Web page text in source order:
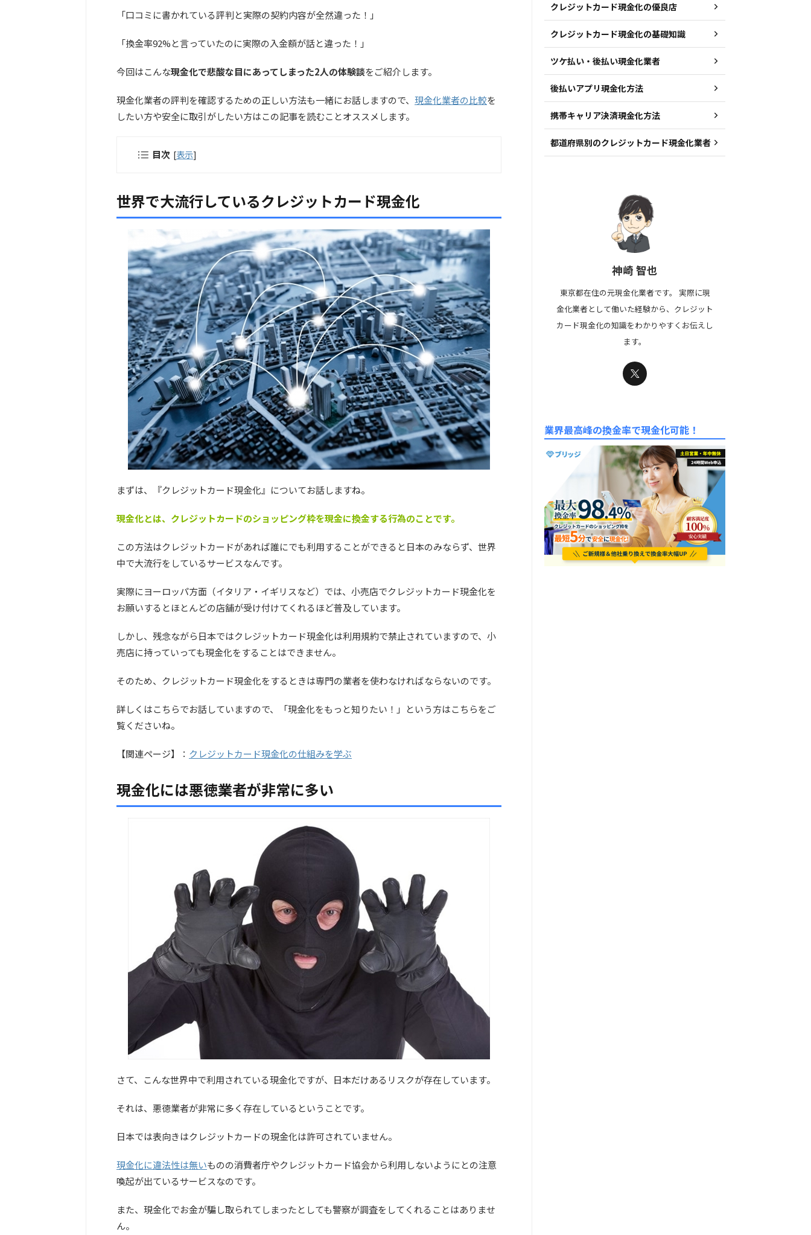
「口コミに書かれている評判と実際の契約内容が全然違った！」
「換金率92%と言っていたのに実際の入金額が話と違った！」
今回はこんな現金化で悲酸な目にあってしまった2人の体験談をご紹介します。
現金化業者の評判を確認するための正しい方法も一緒にお話しますので、 現金化業者の比較を
したい方や安全に取引がしたい方はこの記事を読むことオススメします。
目次 [表示]
世界で大流行しているクレジットカード現金化
まずは、 『クレジットカード現金化』 についてお話しますね。
現金化とは、クレジットカードのショッピング枠を現金に換金する行為のことです。
この方法はクレジットカードがあれば誰にでも利用することができると日本のみならず、世界
中で大流行をしているサービスなんです。
実際にヨーロッパ方面（イタリア・イギリスなど）では、小売店でクレジットカード現金化を
お願いするとほとんどの店舗が受け付けてくれるほど普及しています。
しかし、残念ながら日本ではクレジットカード現金化は利用規約で禁止されていますので、小
売店に持っていっても現金化をすることはできません。
そのため、クレジットカード現金化をするときは専門の業者を使わなければならないのです。
詳しくはこちらでお話していますので、「現金化をもっと知りたい！」という方はこちらをご
覧くださいね。
【関連ページ】： クレジットカード現金化の仕組みを学ぶ
現金化には悪徳業者が非常に多い
さて、こんな世界中で利用されている現金化ですが、日本だけあるリスクが存在しています。
それは、悪徳業者が非常に多く存在しているということです。
日本では表向きはクレジットカードの現金化は許可されていません。
現金化に違法性は無いものの消費者庁やクレジットカード協会から利用しないようにとの注意
喚起が出ているサービスなのです。
また、現金化でお金が騙し取られてしまったとしても警察が調査をしてくれることはありませ
ん。
クレジットカード現金化の優良店
クレジットカード現金化の基礎知識
ツケ払い・後払い現金化業者
後払いアプリ現金化方法
携帯キャリア決済現金化方法
都道府県別のクレジットカード現金化業者
神崎 智也
東京都在住の元現金化業者です。 実際に現
金化業者として働いた経験から、クレジット
カード現金化の知識をわかりやすくお伝えし
ます。
業界最高峰の換金率で現金化可能！